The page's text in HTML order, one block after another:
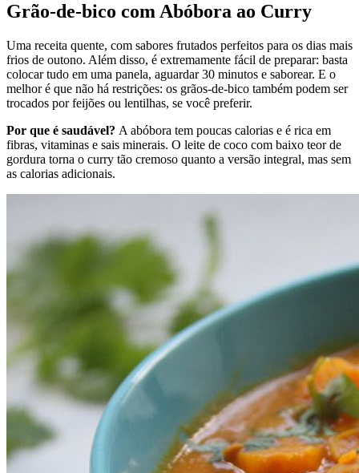
Grão-de-bico com Abóbora ao Curry
Uma receita quente, com sabores frutados perfeitos para os dias mais
frios de outono. Além disso, é extremamente fácil de preparar: basta
colocar tudo em uma panela, aguardar 30 minutos e saborear. E o
melhor é que não há restrições: os grãos-de-bico também podem ser
trocados por feijões ou lentilhas, se você preferir.
Por que é saudável? A abóbora tem poucas calorias e é rica em
fibras, vitaminas e sais minerais. O leite de coco com baixo teor de
gordura torna o curry tão cremoso quanto a versão integral, mas sem
as calorias adicionais.